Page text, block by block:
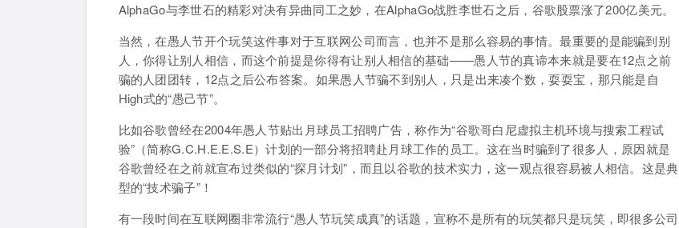
AlphaGo与李世石的精彩对决有异曲同工之妙，在AlphaGo战胜李世石之后，谷歌股票涨了200亿美元。
当然，在愚人节开个玩笑这件事对于互联网公司而言，也并不是那么容易的事情。最重要的是能骗到别
人，你得让别人相信，而这个前提是你得有让别人相信的基础——愚人节的真谛本来就是要在12点之前
骗的人团团转，12点之后公布答案。如果愚人节骗不到别人，只是出来凑个数，耍耍宝，那只能是自
High式的“愚己节”。
比如谷歌曾经在2004年愚人节贴出月球员工招聘广告，称作为“谷歌哥白尼虚拟主机环境与搜索工程试
验”（简称G.C.H.E.E.S.E）计划的一部分将招聘赴月球工作的员工。这在当时骗到了很多人，原因就是
谷歌曾经在之前就宣布过类似的“探月计划”，而且以谷歌的技术实力，这一观点很容易被人相信。这是典
型的“技术骗子”！
有一段时间在互联网圈非常流行“愚人节玩笑成真”的话题，宣称不是所有的玩笑都只是玩笑，即很多公司